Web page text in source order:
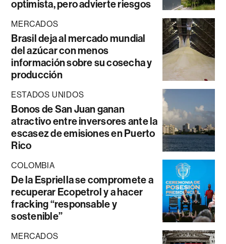
optimista, pero advierte riesgos
MERCADOS
Brasil deja al mercado mundial
del azúcar con menos
información sobre su cosecha y
producción
ESTADOS UNIDOS
Bonos de San Juan ganan
atractivo entre inversores ante la
escasez de emisiones en Puerto
Rico
COLOMBIA
De la Espriella se compromete a
recuperar Ecopetrol y a hacer
fracking “responsable y
sostenible”
MERCADOS